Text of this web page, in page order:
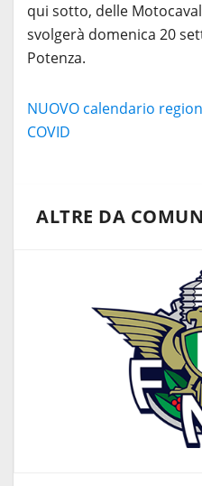
qui sotto, delle
svolgerà domenica 20
Potenza.
NUOVO calendario
COVID
ALTRE DA